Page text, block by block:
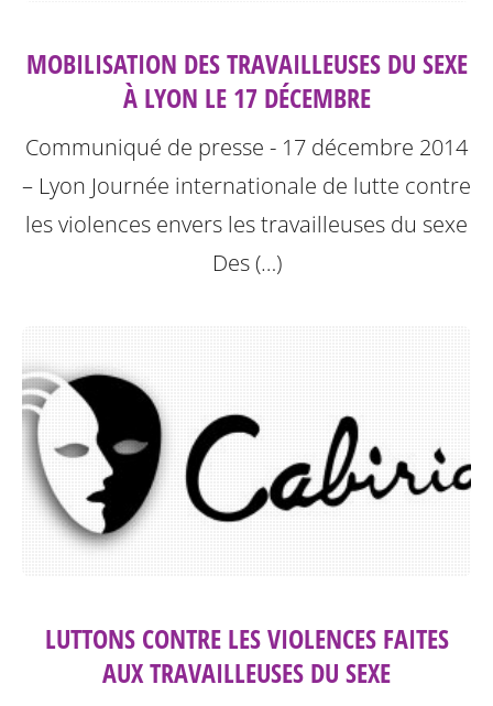
MOBILISATION DES TRAVAILLEUSES DU SEXE
À LYON LE 17 DÉCEMBRE
Communiqué de presse - 17 décembre 2014
– Lyon Journée internationale de lutte contre
les violences envers les travailleuses du sexe
Des (…)
LUTTONS CONTRE LES VIOLENCES FAITES
AUX TRAVAILLEUSES DU SEXE